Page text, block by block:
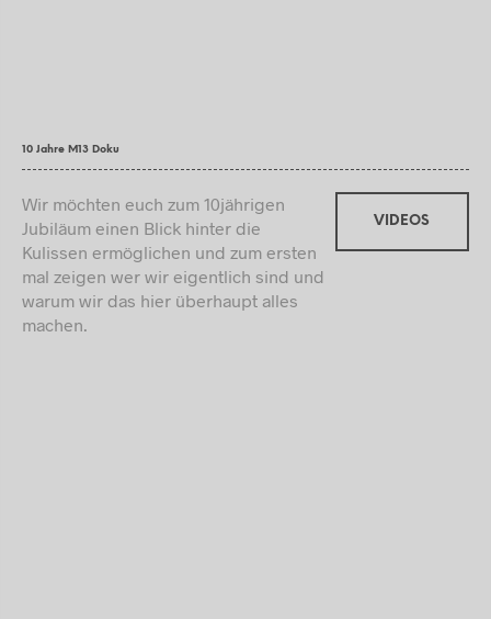
10 Jahre M13 Doku
Wir möchten euch zum 10jährigen
Jubiläum einen Blick hinter die
Kulissen ermöglichen und zum ersten
mal zeigen wer wir eigentlich sind und
warum wir das hier überhaupt alles
machen.
VIDEOS